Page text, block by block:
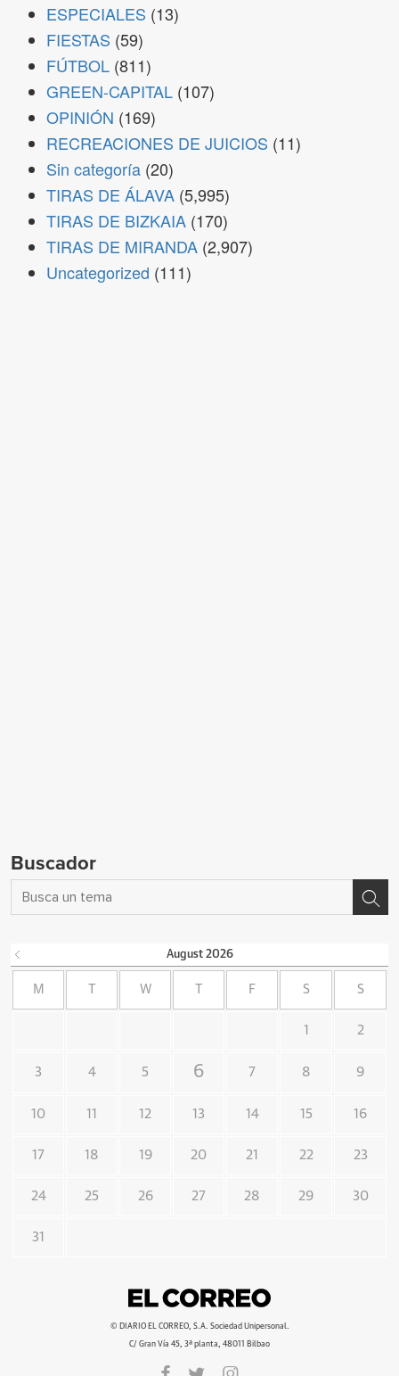
ESPECIALES (13)
FIESTAS (59)
FÚTBOL (811)
GREEN-CAPITAL (107)
OPINIÓN (169)
RECREACIONES DE JUICIOS (11)
Sin categoría (20)
TIRAS DE ÁLAVA (5,995)
TIRAS DE BIZKAIA (170)
TIRAS DE MIRANDA (2,907)
Uncategorized (111)
Buscador
August 2026
M W F S S
1 2
3 4 5 6 7 8 9
10 11 12 13 14 15 16
17 18 19 20 21 22 23
24 25 26 27 28 29 30
31
© DIARIO EL CORREO, S.A. Sociedad Unipersonal.
C/ Gran Vía 45, 3ª planta, 48011 Bilbao